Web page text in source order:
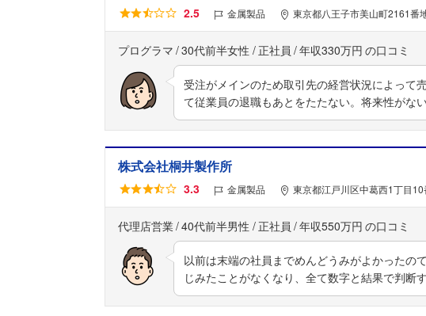
2.5 金属製品 東京都八王子市美山町2161番
プログラマ 30代前半女性 正社員 年収330万円
受注がメインのため取引先の経営状況によって
て従業員の退職もあとをたたない。将来性がな
株式会社桐井製作所
3.3 金属製品 東京都江戸川区中葛西1丁目
代理店営業 40代前半男性 正社員 年収550万円
以前は末端の社員までめんどうみがよかったの
じみたことがなくなり、全て数字と結果で判断